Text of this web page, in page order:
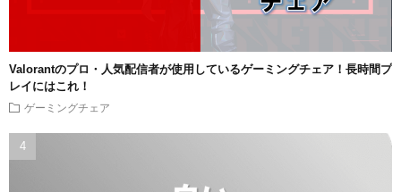
Valorantのプロ・人気配信者が使用しているゲーミングチェア！長時間プ
レイにはこれ！
ゲーミングチェア